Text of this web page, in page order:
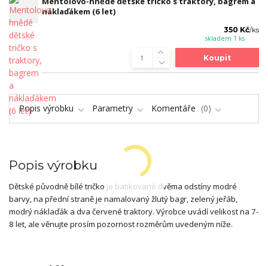
náklaďákem (6 let)
350 Kč/ks
skladem 1 ks
Koupit
Popis výrobku Parametry Komentáře 0
Popis výrobku
Dětské původně bílé tričko je batikované dvěma odstíny modré
barvy, na přední straně je namalovaný žlutý bagr, zelený jeřáb,
modrý náklaďák a dva červené traktory. Výrobce uvádí velikost na 7-
8 let, ale věnujte prosím pozornost rozměrům uvedeným níže.